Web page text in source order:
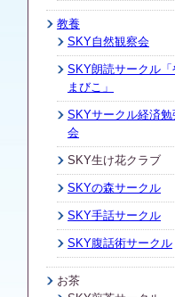
教養
SKY自然観察会
SKY朗読サークル「
まびこ」
SKYサークル経済勉
会
SKY生け花クラブ
SKYの森サークル
SKY手話サークル
SKY腹話術サークル
お茶